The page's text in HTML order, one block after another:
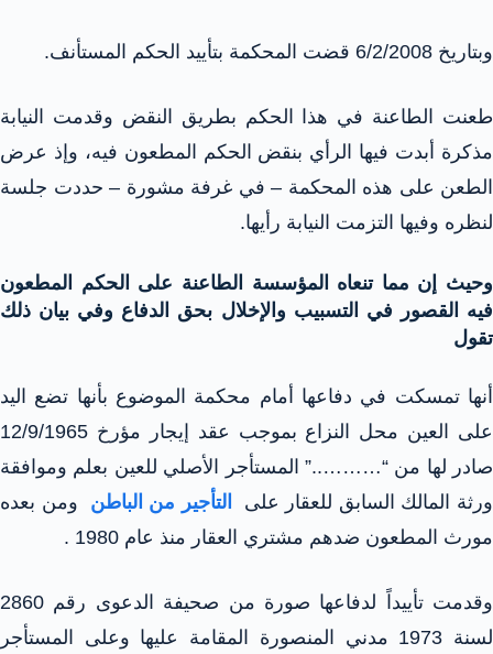
وبتاريخ 6/2/2008 قضت المحكمة بتأييد الحكم المستأنف.
طعنت الطاعنة في هذا الحكم بطريق النقض وقدمت النيابة
مذكرة أبدت فيها الرأي بنقض الحكم المطعون فيه، وإذ عرض
الطعن على هذه المحكمة – في غرفة مشورة – حددت جلسة
لنظره وفيها التزمت النيابة رأيها.
وحيث إن مما تنعاه المؤسسة الطاعنة على الحكم المطعون
فيه القصور في التسبيب والإخلال بحق الدفاع وفي بيان ذلك
تقول
أنها تمسكت في دفاعها أمام محكمة الموضوع بأنها تضع اليد
على العين محل النزاع بموجب عقد إيجار مؤرخ 12/9/1965
صادر لها من “………..” المستأجر الأصلي للعين بعلم وموافقة
ورثة المالك السابق للعقار على
التأجير من الباطن
ومن بعده
مورث المطعون ضدهم مشتري العقار منذ عام 1980 .
وقدمت تأييداً لدفاعها صورة من صحيفة الدعوى رقم 2860
لسنة 1973 مدني المنصورة المقامة عليها وعلى المستأجر